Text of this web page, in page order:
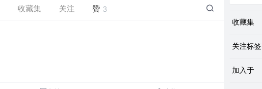
收藏集 关注 赞 3
收藏集
关注标签
加入于